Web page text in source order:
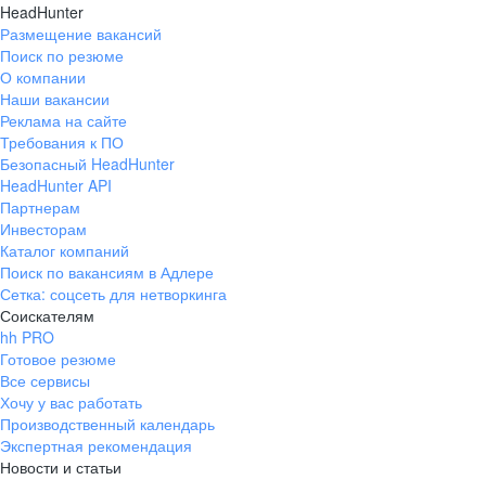
HeadHunter
Размещение вакансий
Поиск по резюме
О компании
Наши вакансии
Реклама на сайте
Требования к ПО
Безопасный HeadHunter
HeadHunter API
Партнерам
Инвесторам
Каталог компаний
Поиск по вакансиям в Адлере
Сетка: соцсеть для нетворкинга
Соискателям
hh PRO
Готовое резюме
Все сервисы
Хочу у вас работать
Производственный календарь
Экспертная рекомендация
Новости и статьи